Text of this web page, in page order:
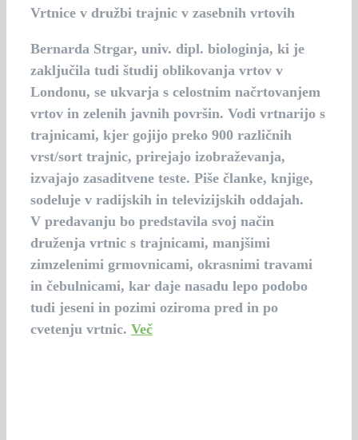
Vrtnice v družbi trajnic v zasebnih vrtovih
Bernarda Strgar, univ. dipl. biologinja, ki je
zaključila tudi študij oblikovanja vrtov v
Londonu, se ukvarja s celostnim načrtovanjem
vrtov in zelenih javnih površin. Vodi vrtnarijo s
trajnicami, kjer gojijo preko 900 različnih
vrst/sort trajnic, prirejajo izobraževanja,
izvajajo zasaditvene teste. Piše članke, knjige,
sodeluje v radijskih in televizijskih oddajah.
V predavanju bo predstavila svoj način
druženja vrtnic s trajnicami, manjšimi
zimzelenimi grmovnicami, okrasnimi travami
in čebulnicami, kar daje nasadu lepo podobo
tudi jeseni in pozimi oziroma pred in po
cvetenju vrtnic. Več